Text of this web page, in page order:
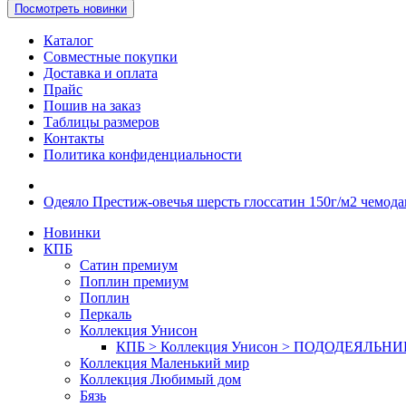
Посмотреть новинки
Каталог
Совместные покупки
Доставка и оплата
Прайс
Пошив на заказ
Таблицы размеров
Контакты
Политика конфиденциальности
Одеяло Престиж-овечья шерсть глоссатин 150г/м2
Новинки
КПБ
Сатин премиум
Поплин премиум
Поплин
Перкаль
Коллекция Унисон
КПБ > Коллекция Унисон >
Коллекция Маленький мир
Коллекция Любимый дом
Бязь